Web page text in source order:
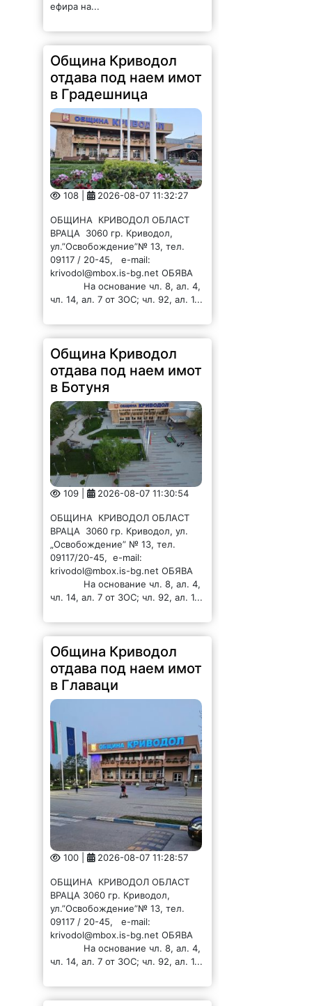
ефира на...
Община Криводол
отдава под наем имот
в Градешница
108 | 2026-08-07 11:32:27
ОБЩИНА КРИВОДОЛ ОБЛАСТ
ВРАЦА 3060 гр. Криводол,
ул.”Освобождение”№ 13, тел.
09117 / 20-45, e-mail:
krivodol@mbox.is-bg.net ОБЯВА
На основание чл. 8, ал. 4,
чл. 14, ал. 7 от ЗОС; чл. 92, ал. 1...
Община Криводол
отдава под наем имот
в Ботуня
109 | 2026-08-07 11:30:54
ОБЩИНА КРИВОДОЛ ОБЛАСТ
ВРАЦА 3060 гр. Криводол, ул.
„Освобождение” № 13, тел.
09117/20-45, e-mail:
krivodol@mbox.is-bg.net ОБЯВА
На основание чл. 8, ал. 4,
чл. 14, ал. 7 от ЗОС; чл. 92, ал. 1...
Община Криводол
отдава под наем имот
в Главаци
100 | 2026-08-07 11:28:57
ОБЩИНА КРИВОДОЛ ОБЛАСТ
ВРАЦА 3060 гр. Криводол,
ул.”Освобождение”№ 13, тел.
09117 / 20-45, e-mail:
krivodol@mbox.is-bg.net ОБЯВА
На основание чл. 8, ал. 4,
чл. 14, ал. 7 от ЗОС; чл. 92, ал. 1...